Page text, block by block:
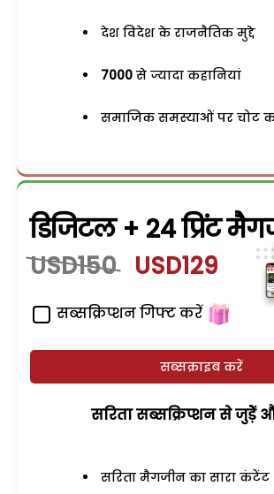
देश विदेश के राजनैतिक मुद्दे
7000 से ज्यादा कहानियां
समाजिक समस्याओं पर चोट
डिजिटल + 24 प्रिंट
USD150 USD129
सब्सक्रिप्शन गिफ्ट करें
सब्सक्राइब करें
सरिता सब्सक्रिप्शन से जुड़ेें
सरिता मैगजीन का सारा कंटेंट